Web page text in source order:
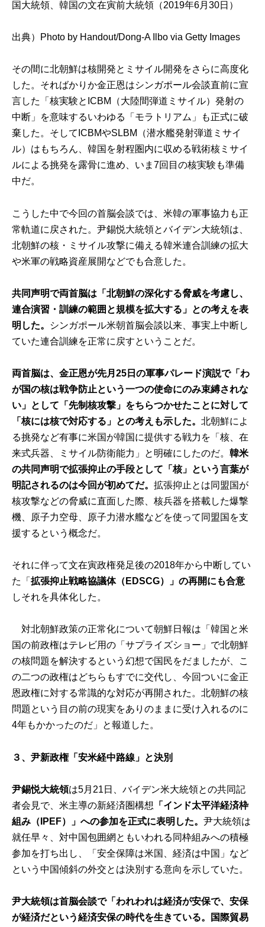
国大統領、韓国の文在寅前大統領（2019年6月30日）
出典） Photo by Handout/Dong-A Ilbo via Getty Images
その間に北朝鮮は核開発とミサイル開発をさらに高度化
した。そればかりか金正恩はシンガポール会談直前に宣
言した「核実験とICBM（大陸間弾道ミサイル）発射の
中断」を意味するいわゆる「モラトリアム」も正式に破
棄した。そしてICBMやSLBM（潜水艦発射弾道ミサイ
ル）はもちろん、韓国を射程圏内に収める戦術核ミサイ
ルによる挑発を露骨に進め、いま7回目の核実験も準備
中だ。
こうした中で今回の首脳会談では、米韓の軍事協力も正
常軌道に戻された。尹錫悦大統領とバイデン大統領は、
北朝鮮の核・ミサイル攻撃に備える韓米連合訓練の拡大
や米軍の戦略資産展開などでも合意した。
共同声明で両首脳は「北朝鮮の深化する脅威を考慮し、
連合演習・訓練の範囲と規模を拡大する」との考えを表
明した。
シンガポール米朝首脳会談以来、事実上中断し
ていた連合訓練を正常に戻すということだ。
両首脳は、金正恩が先月25日の軍事パレード演説で「わ
が国の核は戦争防止という一つの使命にのみ束縛されな
い」として「先制核攻撃」をちらつかせたことに対して
「核には核で対応する」との考えも示した。北朝鮮によ
る挑発など有事に米国が韓国に提供する戦力を「核、在
来式兵器、ミサイル防衛能力」と明確にしたのだ。韓米
の共同声明で拡張抑止の手段として「核」という言葉が
明記されるのは今回が初めてだ。拡張抑止とは同盟国が
核攻撃などの脅威に直面した際、核兵器を搭載した爆撃
機、原子力空母、原子力潜水艦などを使って同盟国を支
援するという概念だ。
それに伴って文在寅政権発足後の2018年から中断してい
た「拡張抑止戦略協議体（EDSCG）」の再開にも合意
しそれを具体化した。
対北朝鮮政策の正常化について朝鮮日報は「韓国と米
国の前政権はテレビ用の「サプライズショー」で北朝鮮
の核問題を解決するという幻想で国民をだましたが、こ
の二つの政権はどちらもすでに交代し、今回ついに金正
恩政権に対する常識的な対応が再開された。北朝鮮の核
問題という目の前の現実をありのままに受け入れるのに
4年もかかったのだ」と報道した。
３、尹新政権「安米経中路線」と決別
尹錫悦大統領は5月21日、バイデン米大統領との共同記
者会見で、米主導の新経済圏構想 「インド太平洋経済枠
組み（IPEF）」への参加を正式に表明した。尹大統領は
就任早々、対中国包囲網ともいわれる同枠組みへの積極
参加を打ち出し、「安全保障は米国、経済は中国」など
という中国傾斜の外交とは決別する意向を示していた。
尹大統領は首脳会談で「われわれは経済が安保で、安保
が経済だという経済安保の時代を生きている。国際貿易